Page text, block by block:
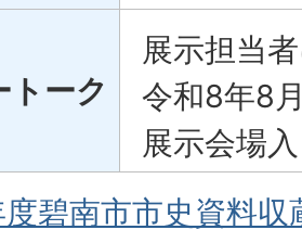
トーク
展示担当
令和8年8
展示会場
碧南市市史資料